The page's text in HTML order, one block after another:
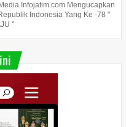
Infojatim.com Mengucapkan
Indonesia Yang Ke -78 "
"